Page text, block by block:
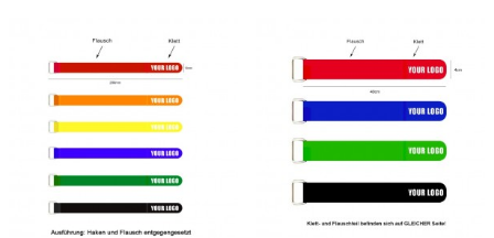
Gratis offerte
aanvragen
Gratis offerte
aanvragen